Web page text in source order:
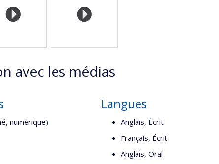
avec les médias
numérique)
Langues
Anglais, Écrit
Français, Écrit
Anglais, Oral